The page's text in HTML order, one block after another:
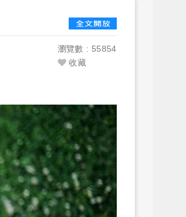
瀏覽數 : 55854
收藏